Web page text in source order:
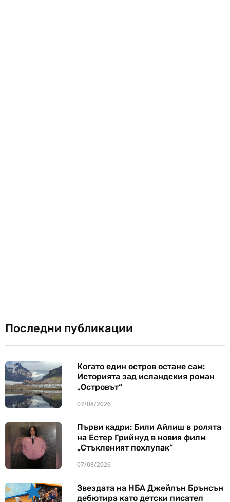
Последни публикации
Когато един остров остане сам:
Историята зад исландския роман
„Островът“
07/08/2026
Първи кадри: Били Айлиш в ролята
на Естер Грийнуд в новия филм
„Стъкленият похлупак“
07/08/2026
Звездата на НБА Джейлън Брънсън
дебютира като детски писател